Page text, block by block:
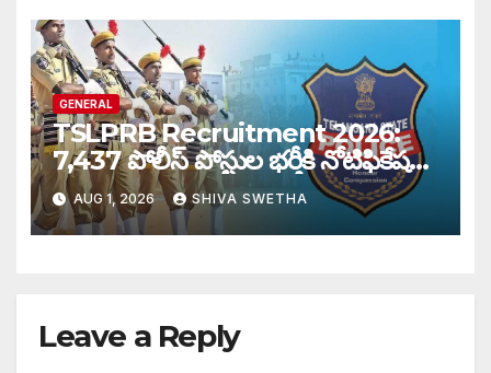
GENERAL
TSLPRB Recruitment 2026:
7,437 పోలీస్ పోస్టుల భర్తీకి నోటిఫికేషన్
విడుదల…
AUG 1, 2026 SHIVA SWETHA
Leave a Reply